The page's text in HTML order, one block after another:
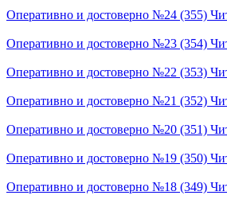
Оперативно и достоверно №24 (355)
Оперативно и достоверно №23 (354)
Оперативно и достоверно №22 (353)
Оперативно и достоверно №21 (352)
Оперативно и достоверно №20 (351)
Оперативно и достоверно №19 (350)
Оперативно и достоверно №18 (349)